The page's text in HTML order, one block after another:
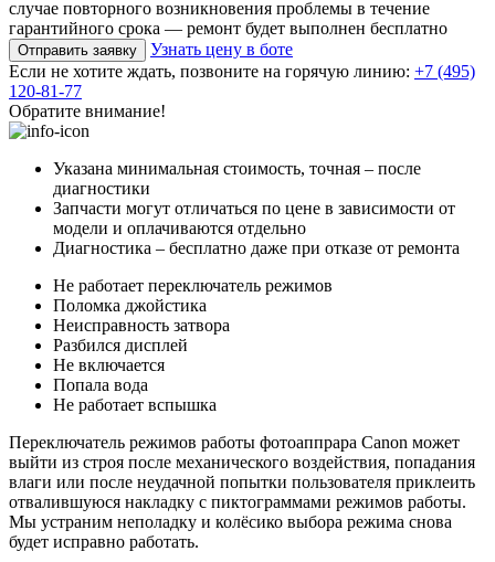
случае повторного возникновения проблемы в течение
гарантийного срока — ремонт будет выполнен бесплатно
Отправить заявку
Узнать цену в боте
Если не хотите ждать, позвоните на горячую линию: +7 (495)
120-81-77
Обратите внимание!
Указана минимальная стоимость, точная – после
диагностики
Запчасти могут отличаться по цене в зависимости от
модели и оплачиваются отдельно
Диагностика – бесплатно даже при отказе от ремонта
Не работает переключатель режимов
Поломка джойстика
Неисправность затвора
Разбился дисплей
Не включается
Попала вода
Не работает вспышка
Переключатель режимов работы фотоаппрара Canon может
выйти из строя после механического воздействия, попадания
влаги или после неудачной попытки пользователя приклеить
отвалившуюся накладку с пиктограммами режимов работы.
Мы устраним неполадку и колёсико выбора режима снова
будет исправно работать.